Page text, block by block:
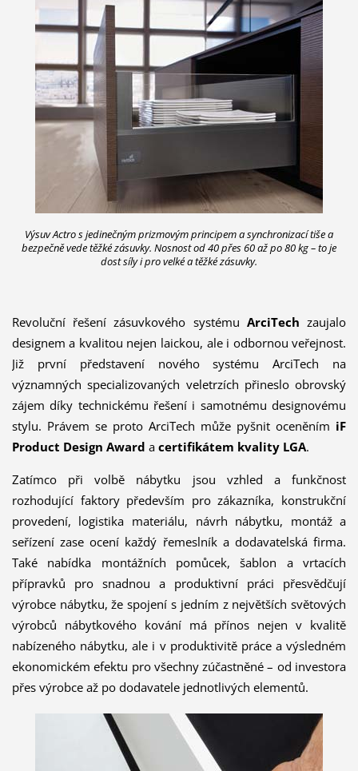
Výsuv Actro s jedinečným prizmovým principem a synchronizací tiše a
bezpečně vede těžké zásuvky. Nosnost od 40 přes 60 až po 80 kg – to je
dost síly i pro velké a těžké zásuvky.
Revoluční řešení zásuvkového systému ArciTech zaujalo
designem a kvalitou nejen laickou, ale i odbornou veřejnost.
Již první představení nového systému ArciTech na
významných specializovaných veletrzích přineslo obrovský
zájem díky technickému řešení i samotnému designovému
stylu. Právem se proto ArciTech může pyšnit oceněním iF
Product Design Award a certifikátem kvality LGA.
Zatímco při volbě nábytku jsou vzhled a funkčnost
rozhodující faktory především pro zákazníka, konstrukční
provedení, logistika materiálu, návrh nábytku, montáž a
seřízení zase ocení každý řemeslník a dodavatelská firma.
Také nabídka montážních pomůcek, šablon a vrtacích
přípravků pro snadnou a produktivní práci přesvědčují
výrobce nábytku, že spojení s jedním z největších světových
výrobců nábytkového kování má přínos nejen v kvalitě
nabízeného nábytku, ale i v produktivitě práce a výsledném
ekonomickém efektu pro všechny zúčastněné – od investora
přes výrobce až po dodavatele jednotlivých elementů.